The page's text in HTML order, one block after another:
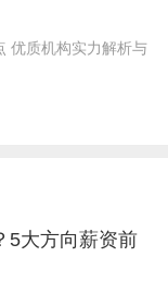
优质机构实力解析与
5大方向薪资前